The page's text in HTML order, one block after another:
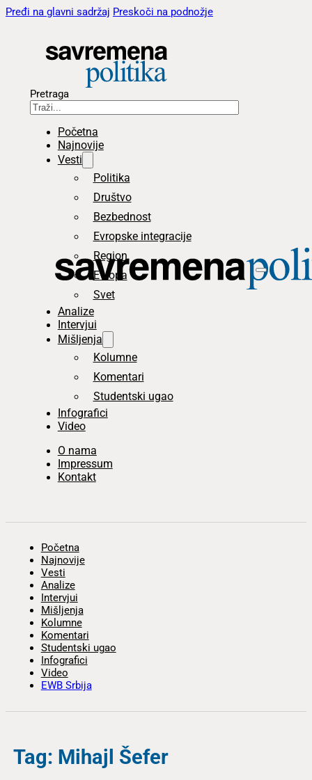
Pređi na glavni sadržaj Preskoči na podnožje
Pretraga
Početna
Najnovije
Vesti
Politika
Društvo
Bezbednost
Evropske integracije
Region
Evropa
Svet
Analize
Intervjui
Mišljenja
Kolumne
Komentari
Studentski ugao
Infografici
Video
O nama
Impressum
Kontakt
Početna
Najnovije
Vesti
Analize
Intervjui
Mišljenja
Kolumne
Komentari
Studentski ugao
Infografici
Video
EWB Srbija
Tag: Mihajl Šefer